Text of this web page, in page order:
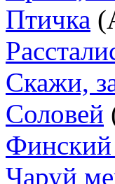
Птичка
Скажи,
Соловей
Финский
Чаруй